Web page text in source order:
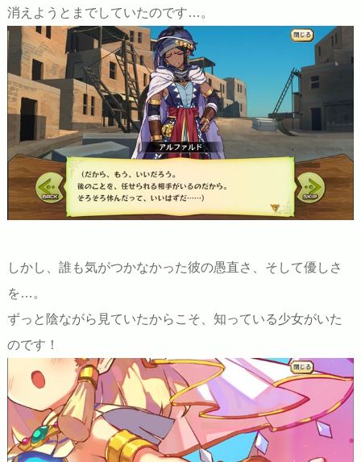
消えようとまでしていたのです…。
しかし、誰も気がつかなかった彼の愚直さ、そして優しさ
を…。
ずっと陰ながら見ていたからこそ、知っている少女がいた
のです！